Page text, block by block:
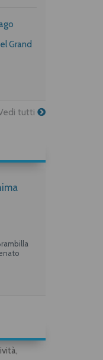
Grand
tutti